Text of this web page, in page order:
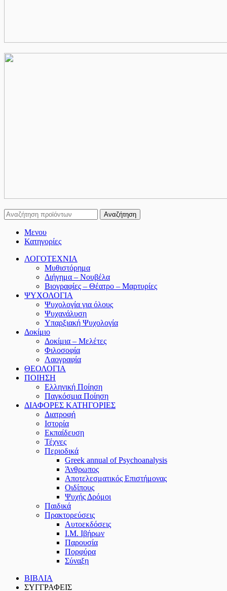
Αναζήτηση
Μενου
Κατηγορίες
ΛΟΓΟΤΕΧΝΙΑ
Μυθιστόρημα
Διήγημα – Νουβέλα
Βιογραφίες – Θέατρο – Μαρτυρίες
ΨΥΧΟΛΟΓΙΑ
Ψυχολογία για όλους
Ψυχανάλυση
Υπαρξιακή Ψυχολογία
Δοκίμιο
Δοκίμια – Μελέτες
Φιλοσοφία
Λαογραφία
ΘΕΟΛΟΓΙΑ
ΠΟΙΗΣΗ
Ελληνική Ποίηση
Παγκόσμια Ποίηση
ΔΙΑΦΟΡΕΣ ΚΑΤΗΓΟΡΙΕΣ
Διατροφή
Ιστορία
Εκπαίδευση
Τέχνες
Περιοδικά
Greek annual of Psychoanalysis
Άνθρωπος
Αποτελεσματικός Επιστήμονας
Οιδίπους
Ψυχής Δρόμοι
Παιδικά
Πρακτoρεύσεις
Αυτοεκδόσεις
Ι.Μ. Ιβήρων
Παρουσία
Πορφύρα
Σύναξη
ΒΙΒΛΙΑ
ΣΥΓΓΡΑΦΕΙΣ